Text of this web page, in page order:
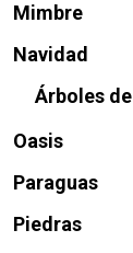
Mimbre
Navidad
Árboles
Oasis
Paraguas
Piedras